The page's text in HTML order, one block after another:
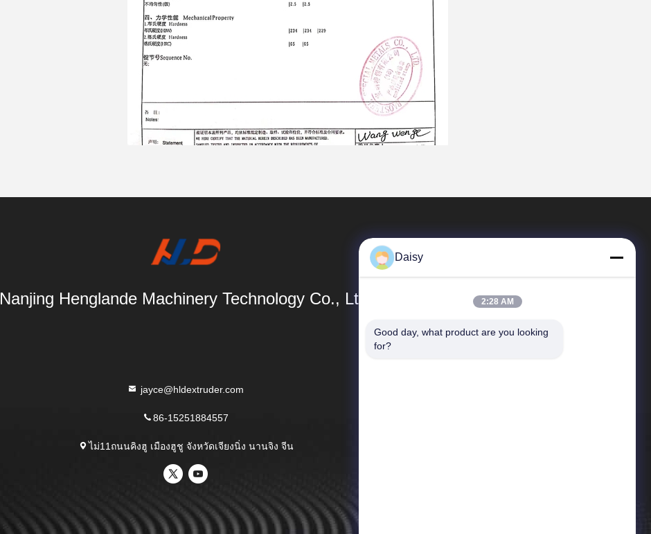
Nanjing Henglande Machinery Technology Co., Ltd.
jayce@hldextruder.com
86-15251884557
ไม่11ถนนคิงฮู เมืองฮูชู จังหวัดเจียงนิ่ง นานจิง จีน
ลิงค์เร็ว
Daisy
2:28 AM
Good day, what product are you looking
for?